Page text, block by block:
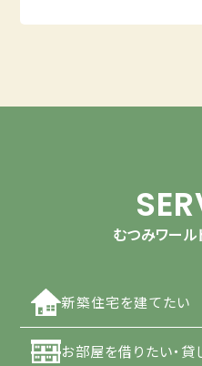
むつみワー
新築住宅を建てたい
お部屋を借りたい・貸